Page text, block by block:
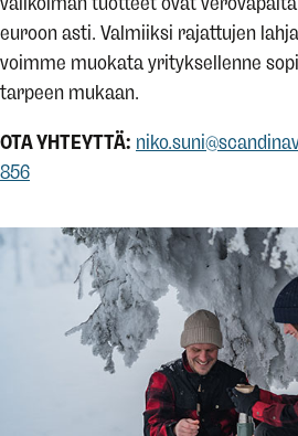
euroon asti. Valmiiksi rajattujen
voimme muokata yrityksellenne
tarpeen mukaan.
OTA YHTEYTTÄ:
856